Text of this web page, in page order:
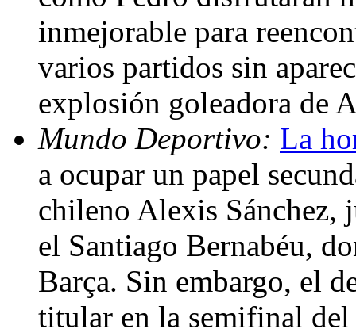
inmejorable para
varios partidos sin
explosión goleadora de
Mundo Deportivo: La
a ocupar un papel
chileno Alexis Sánchez,
el Santiago Bernabéu,
Barça. Sin embargo, el
titular en la semifinal